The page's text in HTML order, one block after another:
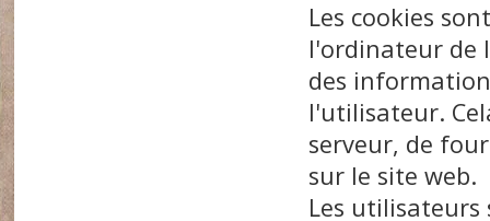
Les cookies
l'ordinateur de
des
l'utilisateur.
serveur, de
sur le site web.
Les